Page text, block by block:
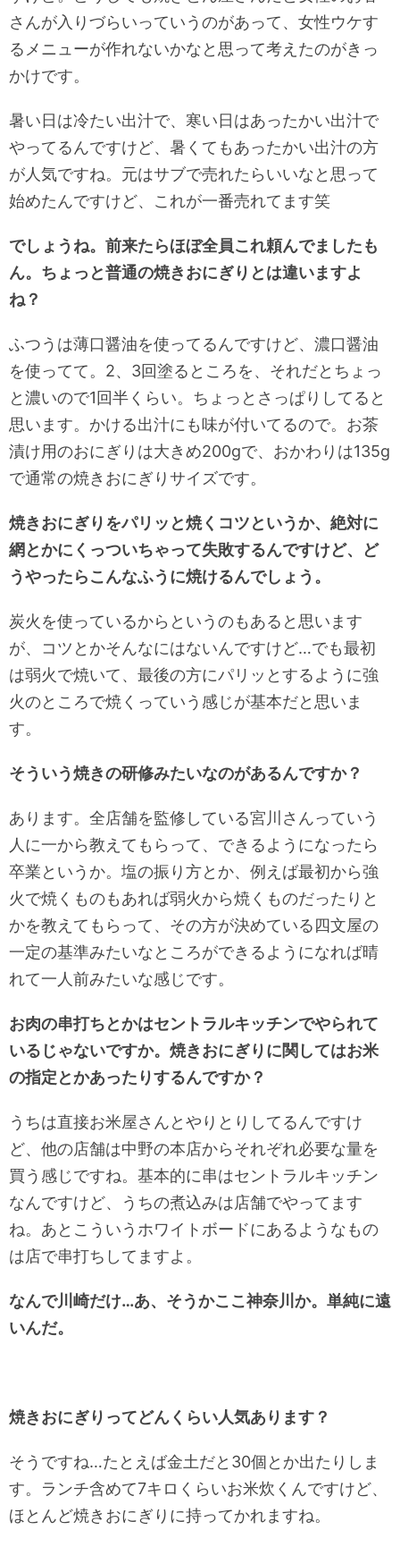
さんが入りづらいっていうのがあって、女性ウケす
るメニューが作れないかなと思って考えたのがきっ
かけです。
暑い日は冷たい出汁で、寒い日はあったかい出汁で
やってるんですけど、暑くてもあったかい出汁の方
が人気ですね。元はサブで売れたらいいなと思って
始めたんですけど、これが一番売れてます笑
でしょうね。前来たらほぼ全員これ頼んでましたも
ん。ちょっと普通の焼きおにぎりとは違いますよ
ね？
ふつうは薄口醤油を使ってるんですけど、濃口醤油
を使ってて。2、3回塗るところを、それだとちょっ
と濃いので1回半くらい。ちょっとさっぱりしてると
思います。かける出汁にも味が付いてるので。お茶
漬け用のおにぎりは大きめ200gで、おかわりは135g
で通常の焼きおにぎりサイズです。
焼きおにぎりをパリッと焼くコツというか、絶対に
網とかにくっついちゃって失敗するんですけど、ど
うやったらこんなふうに焼けるんでしょう。
炭火を使っているからというのもあると思います
が、コツとかそんなにはないんですけど…でも最初
は弱火で焼いて、最後の方にパリッとするように強
火のところで焼くっていう感じが基本だと思いま
す。
そういう焼きの研修みたいなのがあるんですか？
あります。全店舗を監修している宮川さんっていう
人に一から教えてもらって、できるようになったら
卒業というか。塩の振り方とか、例えば最初から強
火で焼くものもあれば弱火から焼くものだったりと
かを教えてもらって、その方が決めている四文屋の
一定の基準みたいなところができるようになれば晴
れて一人前みたいな感じです。
お肉の串打ちとかはセントラルキッチンでやられて
いるじゃないですか。焼きおにぎりに関してはお米
の指定とかあったりするんですか？
うちは直接お米屋さんとやりとりしてるんですけ
ど、他の店舗は中野の本店からそれぞれ必要な量を
買う感じですね。基本的に串はセントラルキッチン
なんですけど、うちの煮込みは店舗でやってます
ね。あとこういうホワイトボードにあるようなもの
は店で串打ちしてますよ。
なんで川崎だけ…あ、そうかここ神奈川か。単純に遠
いんだ。
焼きおにぎりってどんくらい人気あります？
そうですね…たとえば金土だと30個とか出たりしま
す。ランチ含めて7キロくらいお米炊くんですけど、
ほとんど焼きおにぎりに持ってかれますね。